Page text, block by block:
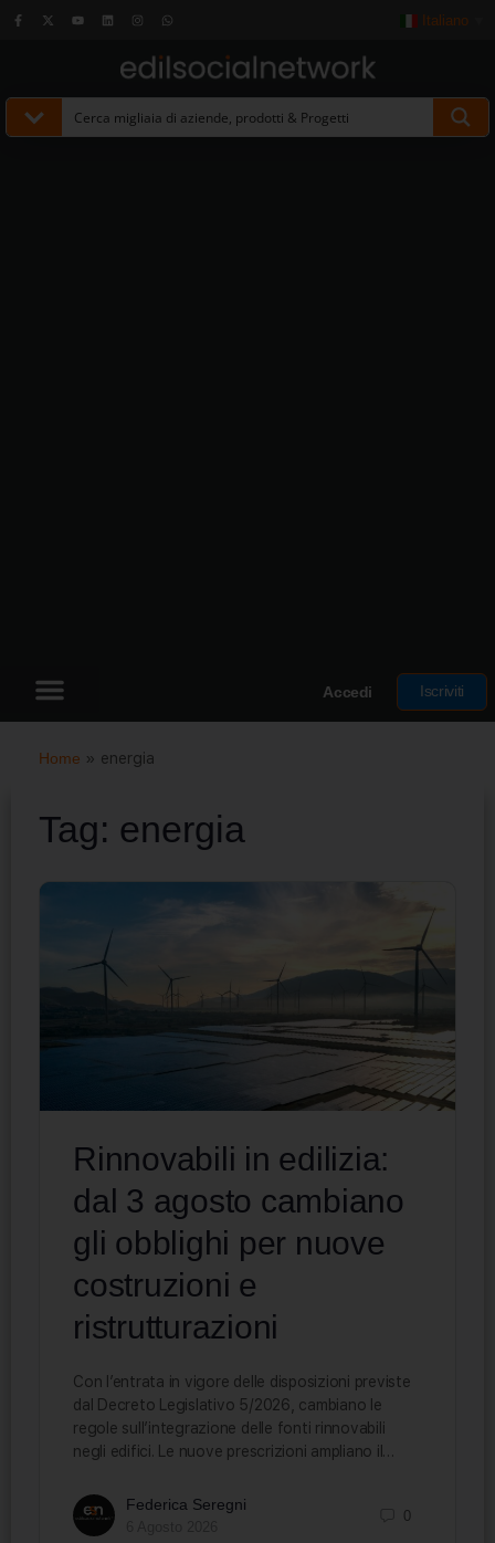
Italiano
Accedi Iscriviti
Home » energia
Tag: energia
Rinnovabili in edilizia:
dal 3 agosto cambiano
gli obblighi per nuove
costruzioni e
ristrutturazioni
Con l’entrata in vigore delle disposizioni previste
dal Decreto Legislativo 5/2026, cambiano le
regole sull’integrazione delle fonti rinnovabili
negli edifici. Le nuove prescrizioni ampliano il…
Federica Seregni
0